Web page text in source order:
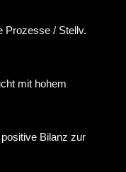
Prozesse / Stellv.
mit hohem
Bilanz zur